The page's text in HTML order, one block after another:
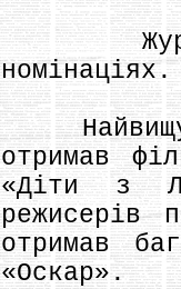
Журі
номінаціях.
Найвищу
отримав
«Діти з
режисерів
отримав
«Оскар».